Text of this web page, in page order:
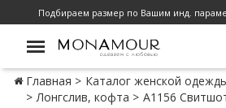
Подбираем размер по Вашим инд.
Главная
Каталог женской
Лонгслив, кофта
А1156